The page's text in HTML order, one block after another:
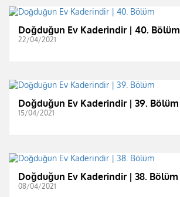
Doğduğun Ev Kaderindir | 40. Bölüm
22/04/2021
Doğduğun Ev Kaderindir | 39. Bölüm
15/04/2021
Doğduğun Ev Kaderindir | 38. Bölüm
08/04/2021